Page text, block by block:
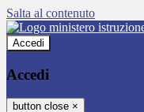
Salta al contenuto
Accedi
Accedi
button close ×